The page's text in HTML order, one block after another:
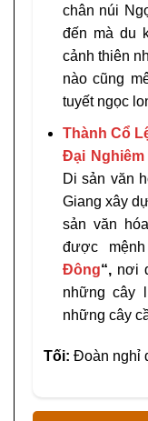
chân núi
đến mà du
cảnh thiên
nào cũng
tuyết ngọc
Thành Cổ
Đại Nghiêm
Di sản văn
Giang xây
sản văn
được
Đông“,nơi
những cây
những cây
Tối: Đoàn nghỉ